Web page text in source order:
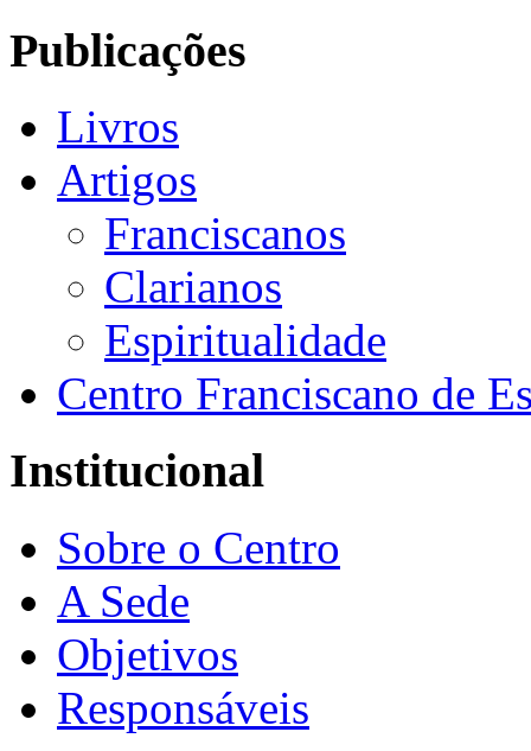
Publicações
Livros
Artigos
Franciscanos
Clarianos
Espiritualidade
Centro Franciscano de
Institucional
Sobre o Centro
A Sede
Objetivos
Responsáveis